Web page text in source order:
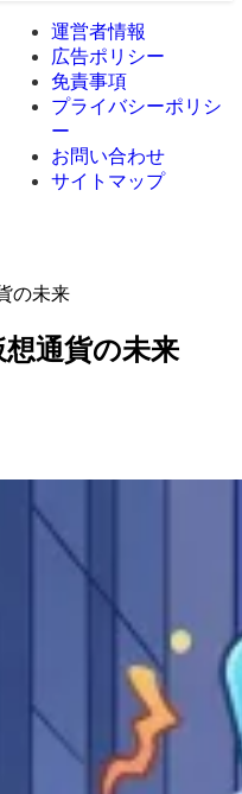
運営者情報
広告ポリシー
免責事項
プライバシーポリシ
ー
お問い合わせ
サイトマップ
の未来
通貨の未来